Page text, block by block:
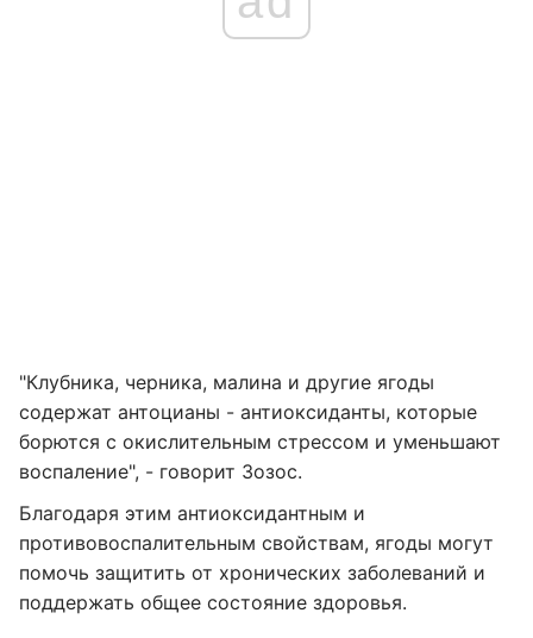
"Клубника, черника, малина и другие ягоды
содержат антоцианы - антиоксиданты, которые
борются с окислительным стрессом и уменьшают
воспаление", - говорит Зозос.
Благодаря этим антиоксидантным и
противовоспалительным свойствам, ягоды могут
помочь защитить от хронических заболеваний и
поддержать общее состояние здоровья.